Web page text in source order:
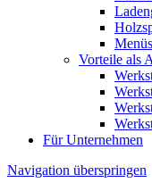
Vorteile als
Für Unternehmen
Navigation überspringen